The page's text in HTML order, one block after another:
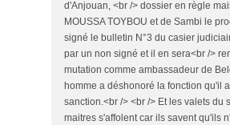
d'Anjouan, <br /> dossier en règle
MOUSSA TOYBOU et de Sambi le
signé le bulletin N°3 du casier
par un non signé et il en sera<br />
mutation comme ambassadeur de
homme a déshonoré la fonction qu'il
sanction.<br /> <br /> Et les valets du
maitres s'affolent car ils savent qu'ils